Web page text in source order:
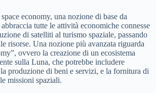
economy, una nozione di base da
abbraccia tutte le attività economiche connesse
di satelliti al turismo spaziale, passando
risorse. Una nozione più avanzata riguarda
ovvero la creazione di un ecosistema
sulla Luna, che potrebbe includere
produzione di beni e servizi, e la fornitura di
missioni spaziali.